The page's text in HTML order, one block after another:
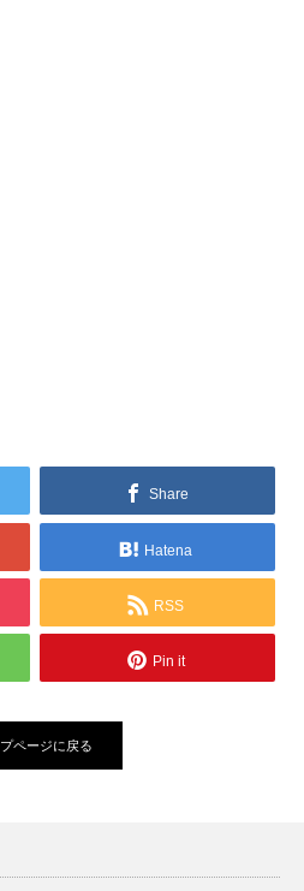
Share
Hatena
RSS
Pin it
プページに戻る